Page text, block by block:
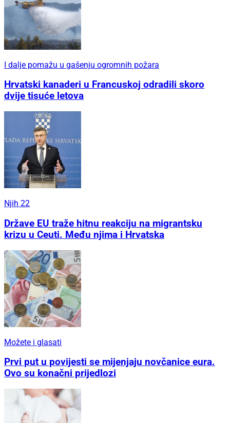
I dalje pomažu u gašenju ogromnih požara
Hrvatski kanaderi u Francuskoj odradili skoro
dvije tisuće letova
Njih 22
Države EU traže hitnu reakciju na migrantsku
krizu u Ceuti. Među njima i Hrvatska
Možete i glasati
Prvi put u povijesti se mijenjaju novčanice eura.
Ovo su konačni prijedlozi